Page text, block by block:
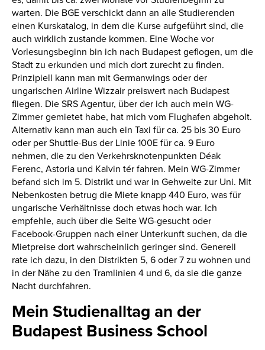
warten. Die BGE verschickt dann an alle Studierenden
einen Kurskatalog, in dem die Kurse aufgeführt sind, die
auch wirklich zustande kommen. Eine Woche vor
Vorlesungsbeginn bin ich nach Budapest geflogen, um die
Stadt zu erkunden und mich dort zurecht zu finden.
Prinzipiell kann man mit Germanwings oder der
ungarischen Airline Wizzair preiswert nach Budapest
fliegen. Die SRS Agentur, über der ich auch mein WG-
Zimmer gemietet habe, hat mich vom Flughafen abgeholt.
Alternativ kann man auch ein Taxi für ca. 25 bis 30 Euro
oder per Shuttle-Bus der Linie 100E für ca. 9 Euro
nehmen, die zu den Verkehrsknotenpunkten Déak
Ferenc, Astoria und Kalvin tér fahren. Mein WG-Zimmer
befand sich im 5. Distrikt und war in Gehweite zur Uni. Mit
Nebenkosten betrug die Miete knapp 440 Euro, was für
ungarische Verhältnisse doch etwas hoch war. Ich
empfehle, auch über die Seite WG-gesucht oder
Facebook-Gruppen nach einer Unterkunft suchen, da die
Mietpreise dort wahrscheinlich geringer sind. Generell
rate ich dazu, in den Distrikten 5, 6 oder 7 zu wohnen und
in der Nähe zu den Tramlinien 4 und 6, da sie die ganze
Nacht durchfahren.
Mein Studienalltag an der
Budapest Business School